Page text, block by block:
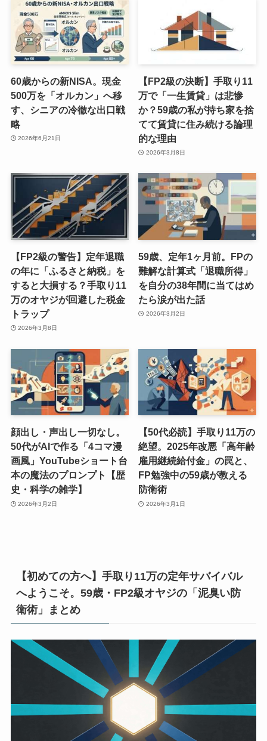
60歳からの新NISA。現金
500万を「オルカン」へ移
す、シニアの冷徹な出口戦
略
2026年6月21日
【FP2級の決断】手取り11
万で「一生賃貸」は悲惨
か？59歳の私が持ち家を捨
てて賃貸に住み続ける論理
的な理由
2026年3月8日
【FP2級の警告】定年退職
の年に「ふるさと納税」を
すると大損する？手取り11
万のオヤジが回避した税金
トラップ
2026年3月8日
59歳、定年1ヶ月前。FPの
難解な計算式「退職所得」
を自分の38年間に当てはめ
たら涙が出た話
2026年3月2日
顔出し・声出し一切なし。
50代がAIで作る「4コマ漫
画風」YouTubeショート台
本の魔法のプロンプト【歴
史・科学の雑学】
2026年3月2日
【50代必読】手取り11万の
絶望。2025年改悪「高年齢
雇用継続給付金」の罠と、
FP勉強中の59歳が教える
防衛術
2026年3月1日
【初めての方へ】手取り11万の定年サバイバル
へようこそ。59歳・FP2級オヤジの「泥臭い防
衛術」まとめ